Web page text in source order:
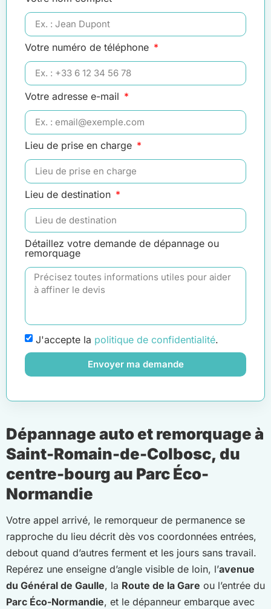
Votre numéro de téléphone
Votre adresse e-mail
Lieu de prise en charge
Lieu de destination
Détaillez votre demande de dépannage ou
remorquage
J'accepte la politique de confidentialité.
Envoyer ma demande
Dépannage auto et remorquage à
Saint-Romain-de-Colbosc, du
centre-bourg au Parc Éco-
Normandie
Votre appel arrivé, le remorqueur de permanence se
rapproche du lieu décrit dès vos coordonnées entrées,
debout quand d’autres ferment et les jours sans travail.
Repérez une enseigne d’angle visible de loin, l’avenue
du Général de Gaulle, la Route de la Gare ou l’entrée du
Parc Éco-Normandie, et le dépanneur embarque avec